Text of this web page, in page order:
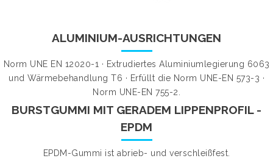
ALUMINIUM-AUSRICHTUNGEN
Norm UNE EN 12020-1 · Extrudiertes Aluminiumlegierung 6063
und Wärmebehandlung T6 · Erfüllt die Norm UNE-EN 573-3 ·
Norm UNE-EN 755-2.
BURSTGUMMI MIT GERADEM LIPPENPROFIL -
EPDM
EPDM-Gummi ist abrieb- und verschleißfest.